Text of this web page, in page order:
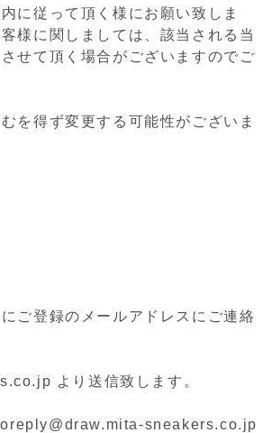
に従って頂く様にお願い致しま
様に関しましては、該当される当
せて頂く場合がございますのでご
を得ず変更する可能性がございま
ご登録のメールアドレスにご連絡
より送信致します。
sneakers.co.jp